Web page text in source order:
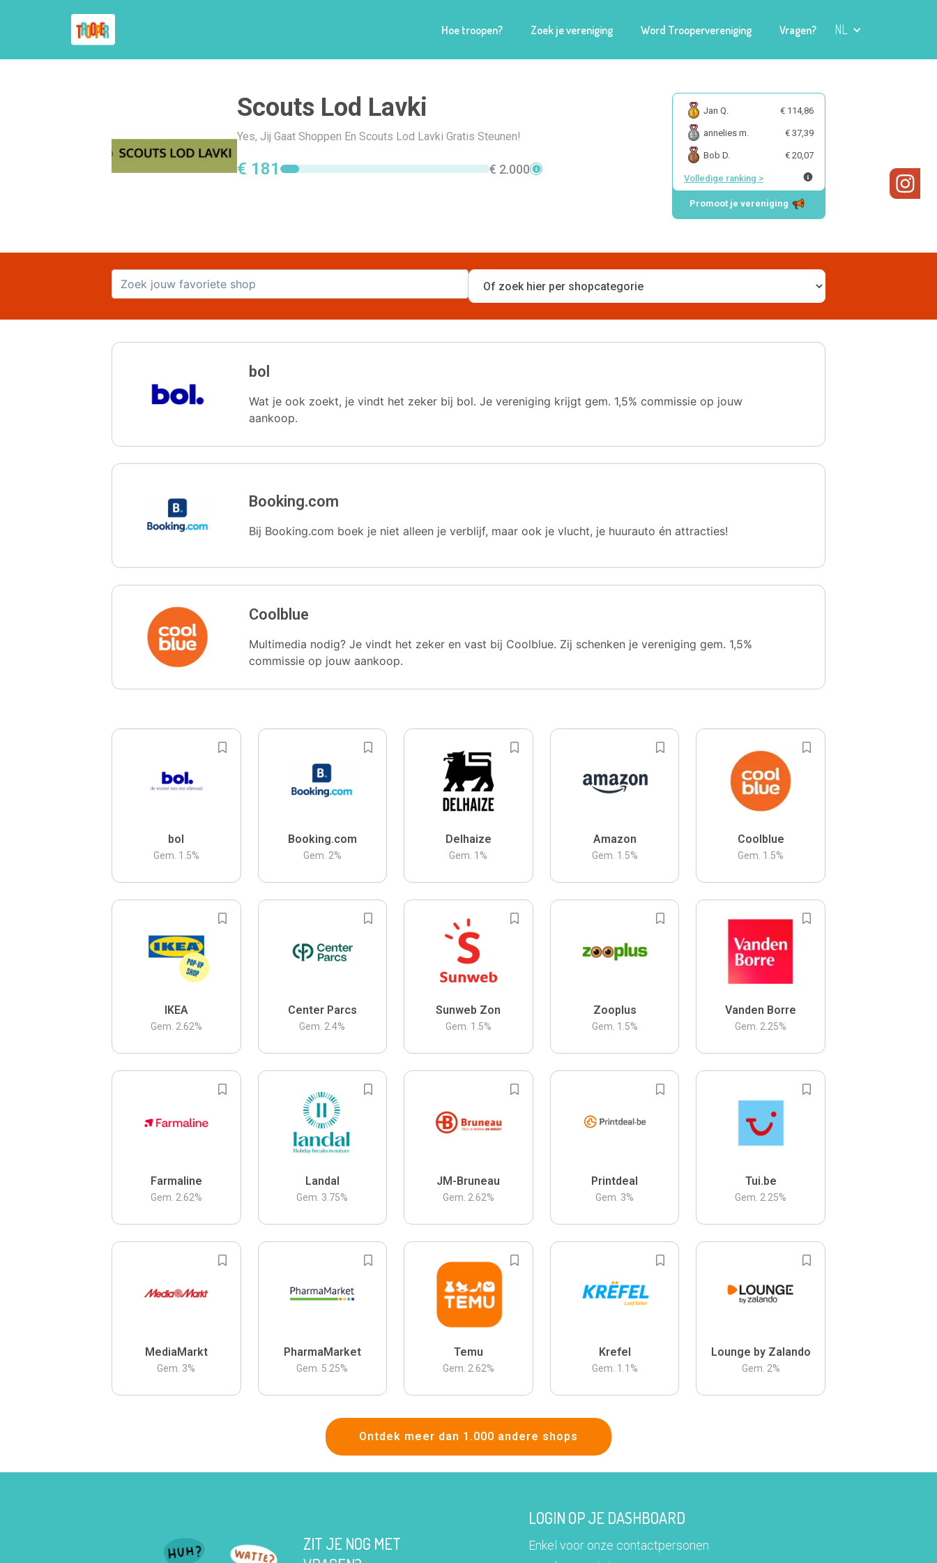
Hoe troopen? Zoek je vereniging Word Troopervereniging Vragen? NL
Scouts Lod Lavki
Yes, Jij Gaat Shoppen En Scouts Lod Lavki Gratis Steunen!
€ 181 € 2.000
Jan Q. € 114,86
annelies m. € 37,39
Bob D. € 20,07
Volledige ranking >
Promoot je vereniging
bol
Wat je ook zoekt, je vindt het zeker bij bol. Je vereniging krijgt gem. 1,5% commissie op jouw
aankoop.
Booking.com
Bij Booking.com boek je niet alleen je verblijf, maar ook je vlucht, je huurauto én attracties!
Coolblue
Multimedia nodig? Je vindt het zeker en vast bij Coolblue. Zij schenken je vereniging gem. 1,5%
commissie op jouw aankoop.
bol
Gem. 1.5%
Booking.com
Gem. 2%
Delhaize
Gem. 1 %
Amazon
Gem. 1.5%
Coolblue
Gem. 1.5%
IKEA
Gem. 2.62%
Center Parcs
Gem. 2.4%
Sunweb Zon
Gem. 1.5%
Zooplus
Gem. 1.5%
Vanden Borre
Gem. 2.25%
Farmaline
Gem. 2.62%
Landal
Gem. 3.75%
JM-Bruneau
Gem. 2.62%
Printdeal
Gem. 3%
Tui.be
Gem. 2.25%
MediaMarkt
Gem. 3%
PharmaMarket
Gem. 5.25%
Temu
Gem. 2.62%
Krefel
Gem. 1.1 %
Lounge by Zalando
Gem. 2%
Ontdek meer dan 1.000 andere shops
ZIT JE NOG MET
LOGIN OP JE DASHBOARD
Enkel voor onze contactpersonen